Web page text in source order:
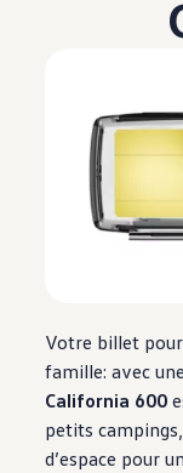
Votre billet
famille: avec
California 600
petits
d’espace pour